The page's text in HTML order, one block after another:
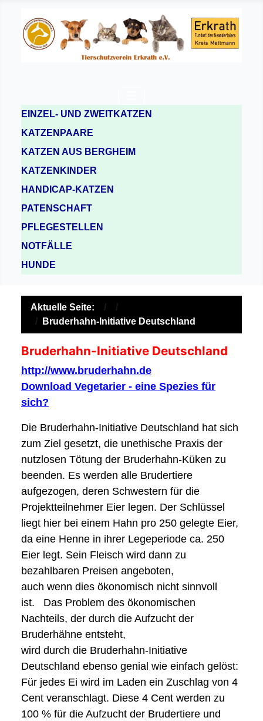
EINZEL- UND ZWEITKATZEN
KATZENPAARE
KATZEN AUS BERGHEIM
KATZENKINDER
HANDICAP-KATZEN
PATENSCHAFT
PFLEGESTELLEN
NOTFÄLLE
HUNDE
Aktuelle Seite:
Bruderhahn-Initiative Deutschland
Bruderhahn-Initiative Deutschland
http://www.bruderhahn.de
Download Vegetarier - eine Spezies für
sich?
Die Bruderhahn-Initiative Deutschland hat sich
zum Ziel gesetzt, die unethische Praxis der
nutzlosen Tötung der Bruderhahn-Küken zu
beenden. Es werden alle Brudertiere
aufgezogen, deren Schwestern für die
Projektteilnehmer Eier legen. Der Schlüssel
liegt hier bei einem Hahn pro 250 gelegte Eier,
da eine Henne in ihrer Legeperiode ca. 250
Eier legt. Sein Fleisch wird dann zu
bezahlbaren Preisen angeboten,
auch wenn dies ökonomisch nicht sinnvoll
ist. Das Problem des ökonomischen
Nachteils, der durch die Aufzucht der
Bruderhähne entsteht,
wird durch die Bruderhahn-Initiative
Deutschland ebenso genial wie einfach gelöst:
Für jedes Ei wird im Laden ein Zuschlag von 4
Cent veranschlagt. Diese 4 Cent werden zu
100 % für die Aufzucht der Brudertiere und